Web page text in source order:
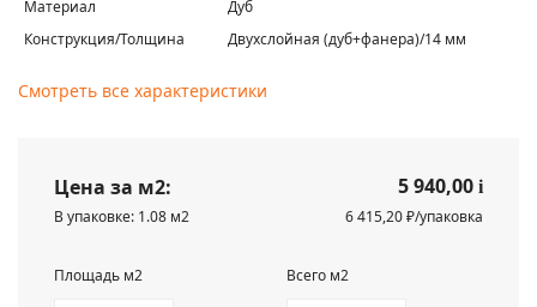
Материал
Дуб
Конструкция/Толщина
Двухслойная (дуб+фанера)/14 мм
Смотреть все характеристики
Цена за м2: 5 940,00 i
В упаковке: 1.08 м2
6 415,20 ₽/упаковка
Площадь м2 Всего м2